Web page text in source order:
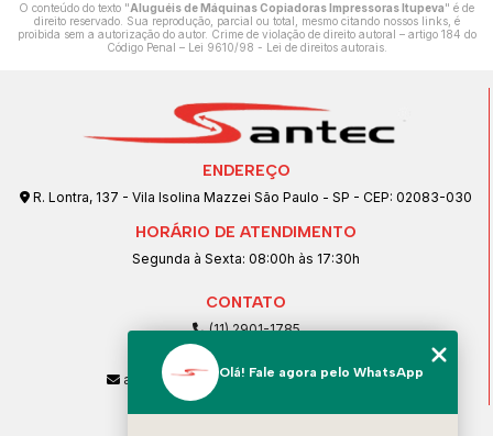
O conteúdo do texto "Aluguéis de Máquinas Copiadoras Impressoras Itupeva" é de
direito reservado. Sua reprodução, parcial ou total, mesmo citando nossos links, é
proibida sem a autorização do autor. Crime de violação de direito autoral – artigo 184 do
Código Penal – Lei 9610/98 - Lei de direitos autorais.
ENDEREÇO
R. Lontra, 137 - Vila Isolina Mazzei São Paulo - SP - CEP: 02083-030
HORÁRIO DE ATENDIMENTO
Segunda à Sexta: 08:00h às 17:30h
CONTATO
(11) 2901-1785
(11) 99239-1832
atendimento@santeccopiadoras.com.br
Olá! Fale agora pelo WhatsApp